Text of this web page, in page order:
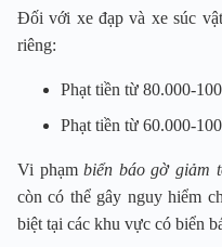
Đối với xe đạp và xe súc
riêng:
Phạt tiền từ 80.000-
Phạt tiền từ 60.000-
Vi phạmbiển báo gờ giảm
còn có thể gây nguy hiểm
biệt tại các khu vực có biển